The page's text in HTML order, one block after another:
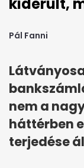
Pál Fanni
nem a
háttérben
terjedése